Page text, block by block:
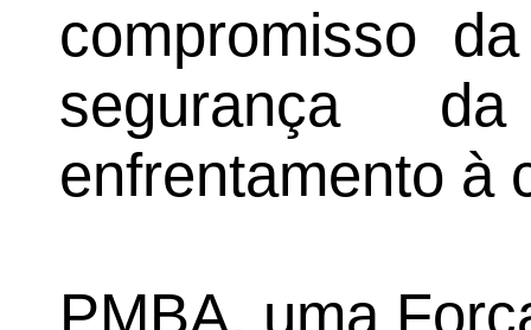
compromisso
segurança
enfrentamento à
PMBA, uma